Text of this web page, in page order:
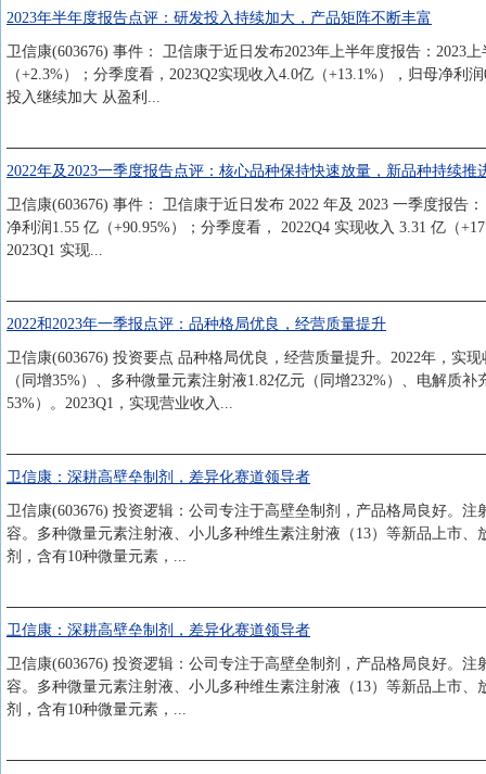
2023年半年度报告点评：研发投入持续加大，产品矩阵不断丰富
卫信康(603676) 事件： 卫信康于近日发布2023年上半年度报告：2023
（+2.3%）；分季度看，2023Q2实现收入4.0亿（+13.1%），归母净
投入继续加大 从盈利...
2022年及2023一季度报告点评：核心品种保持快速放量，新品种持续推
卫信康(603676) 事件： 卫信康于近日发布 2022 年及 2023 一季度报告
净利润1.55 亿（+90.95%）；分季度看， 2022Q4 实现收入 3.31 亿（
2023Q1 实现...
2022和2023年一季报点评：品种格局优良，经营质量提升
卫信康(603676) 投资要点 品种格局优良，经营质量提升。2022年，实
（同增35%）、多种微量元素注射液1.82亿元（同增232%）、电解质
53%）。2023Q1，实现营业收入...
卫信康：深耕高壁垒制剂，差异化赛道领导者
卫信康(603676) 投资逻辑：公司专注于高壁垒制剂，产品格局良好。
容。多种微量元素注射液、小儿多种维生素注射液（13）等新品上市
剂，含有10种微量元素，...
卫信康：深耕高壁垒制剂，差异化赛道领导者
卫信康(603676) 投资逻辑：公司专注于高壁垒制剂，产品格局良好。
容。多种微量元素注射液、小儿多种维生素注射液（13）等新品上市
剂，含有10种微量元素，...